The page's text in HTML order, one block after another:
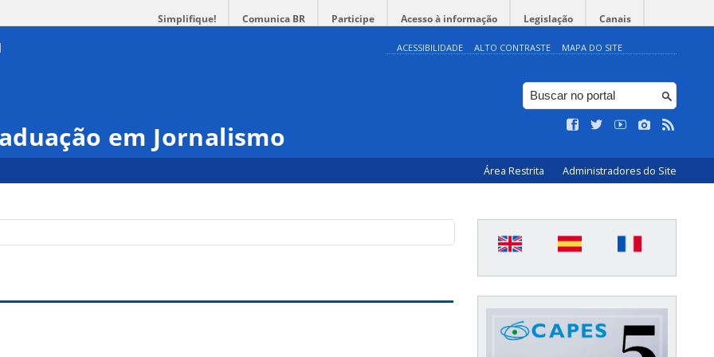
Simplifique! Comunica BR Participe Acesso à informação Legislação Canais
ACESSIBILIDADE ALTO CONTRASTE MAPA DO SITE
em Jornalismo
Área Restrita Administradores do Site